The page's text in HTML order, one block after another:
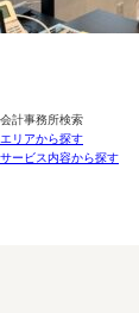
会計事務所検索
エリアから探す
サービス内容から探す